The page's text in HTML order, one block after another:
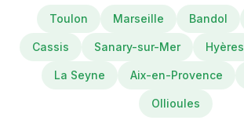
Toulon Marseille Bandol
Cassis Sanary-sur-Mer Hyères
La Seyne Aix-en-Provence
Ollioules